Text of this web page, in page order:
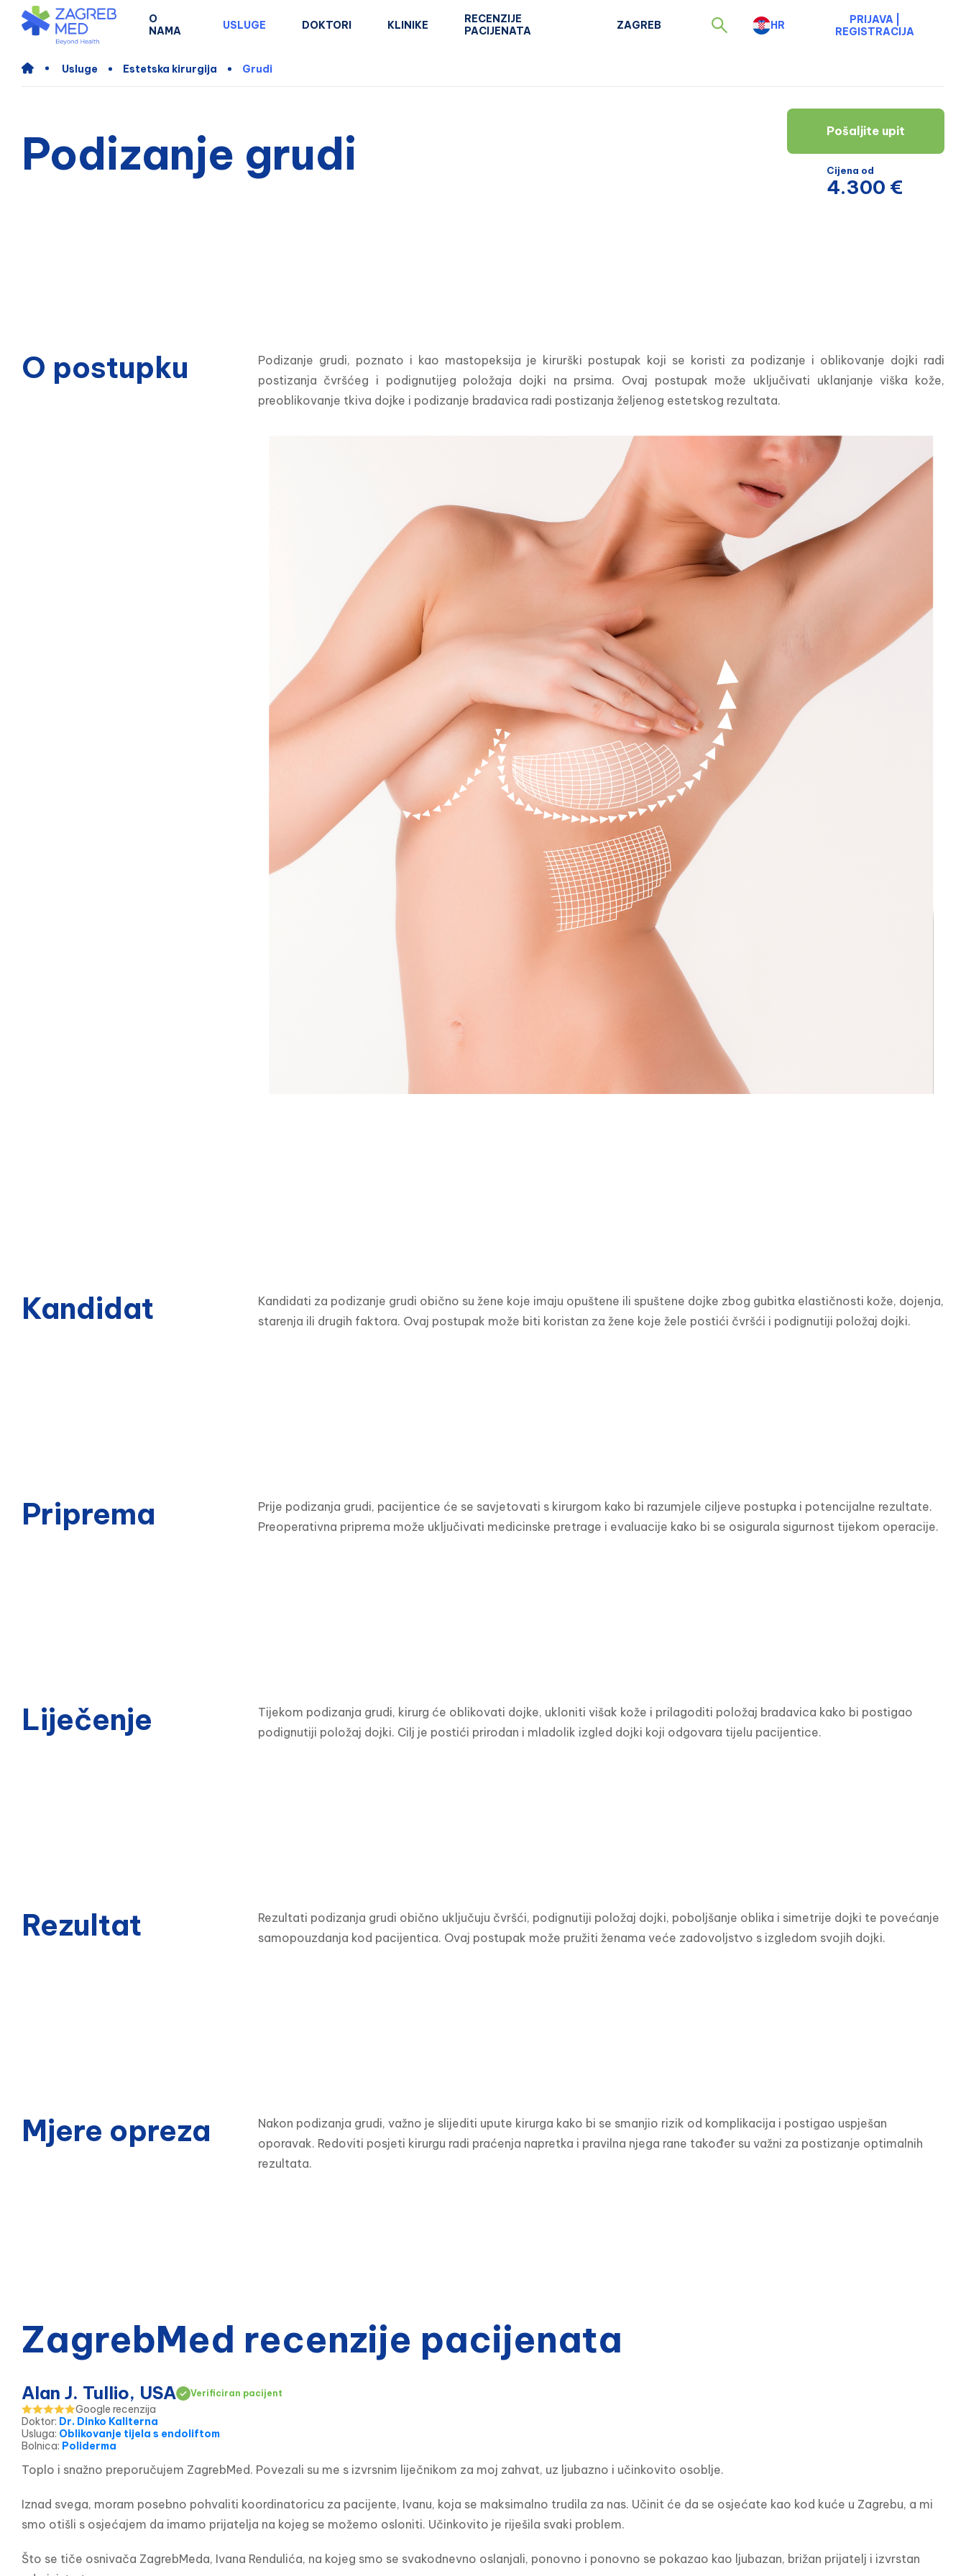
O
NAMA
USLUGE DOKTORI KLINIKE
RECENZIJE
PACIJENATA
ZAGREB HR PRIJAVA
REGISTRACIJA
Usluge Estetska kirurgija Grudi
Podizanje grudi Pošaljite upit
Cijena od
4.300 €
O postupku
Podizanje grudi, poznato i kao mastopeksija je kirurški postupak koji se koristi za podizanje i oblikovanje dojki radi
postizanja čvršćeg i podignutijeg položaja dojki na prsima. Ovaj postupak može uključivati uklanjanje viška kože,
preoblikovanje tkiva dojke i podizanje bradavica radi postizanja željenog estetskog rezultata.
Kandidat
Kandidati za podizanje grudi obično su žene koje imaju opuštene ili spuštene dojke zbog gubitka elastičnosti kože, dojenja,
starenja ili drugih faktora. Ovaj postupak može biti koristan za žene koje žele postići čvršći i podignutiji položaj dojki.
Priprema
Prije podizanja grudi, pacijentice će se savjetovati s kirurgom kako bi razumjele ciljeve postupka i potencijalne rezultate.
Preoperativna priprema može uključivati medicinske pretrage i evaluacije kako bi se osigurala sigurnost tijekom operacije.
Liječenje
Tijekom podizanja grudi, kirurg će oblikovati dojke, ukloniti višak kože i prilagoditi položaj bradavica kako bi postigao
podignutiji položaj dojki. Cilj je postići prirodan i mladolik izgled dojki koji odgovara tijelu pacijentice.
Rezultat
Rezultati podizanja grudi obično uključuju čvršći, podignutiji položaj dojki, poboljšanje oblika i simetrije dojki te povećanje
samopouzdanja kod pacijentica. Ovaj postupak može pružiti ženama veće zadovoljstvo s izgledom svojih dojki.
Mjere opreza
Nakon podizanja grudi, važno je slijediti upute kirurga kako bi se smanjio rizik od komplikacija i postigao uspješan
oporavak. Redoviti posjeti kirurgu radi praćenja napretka i pravilna njega rane također su važni za postizanje optimalnih
rezultata.
ZagrebMed recenzije pacijenata
Alan J. Tullio, USA Verificiran pacijent
Google recenzija
Doktor: Dr. Dinko Kaliterna
Usluga: Oblikovanje tijela s endoliftom
Bolnica: Poliderma
Toplo i snažno preporučujem ZagrebMed. Povezali su me s izvrsnim liječnikom za moj zahvat, uz ljubazno i učinkovito osoblje.
Iznad svega, moram posebno pohvaliti koordinatoricu za pacijente, Ivanu, koja se maksimalno trudila za nas. Učinit će da se osjećate kao kod kuće u Zagrebu, a mi
smo otišli s osjećajem da imamo prijatelja na kojeg se možemo osloniti. Učinkovito je riješila svaki problem.
Što se tiče osnivača ZagrebMeda, Ivana Rendulića, na kojeg smo se svakodnevno oslanjali, ponovno i ponovno se pokazao kao ljubazan, brižan prijatelj i izvrstan